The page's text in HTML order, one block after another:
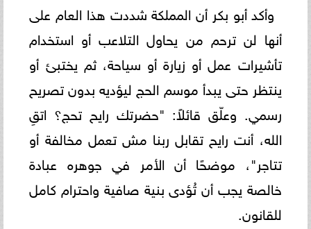
وأكد أبو بكر أن المملكة شددت هذا العام على
أنها لن ترحم من يحاول التلاعب أو استخدام
تأشيرات عمل أو زيارة أو سياحة، ثم يختبئ أو
ينتظر حتى يبدأ موسم الحج ليؤديه بدون تصريح
رسمي. وعلّق قائلاً: "حضرتك رايح تحج؟ اتقِ
الله، أنت رايح تقابل ربنا مش تعمل مخالفة أو
تتاجر"، موضحًا أن الأمر في جوهره عبادة
خالصة يجب أن تُؤدى بنية صافية واحترام كامل
للقانون.